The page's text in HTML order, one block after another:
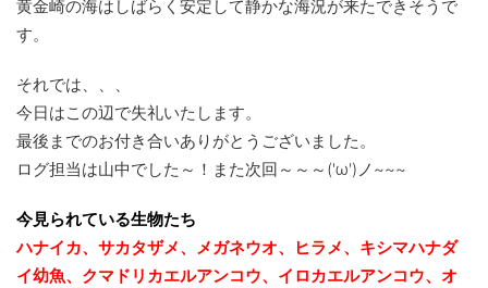
黄金崎の海はしばらく安定して静かな海況が来たできそうで
す。
それでは、、、
今日はこの辺で失礼いたします。
最後までのお付き合いありがとうございました。
ログ担当は山中でした～！また次回～～～('ω')ノ~~~
今見られている生物たち
ハナイカ、サカタザメ、メガネウオ、ヒラメ、キシマハナダ
イ幼魚、クマドリカエルアンコウ、イロカエルアンコウ、オ